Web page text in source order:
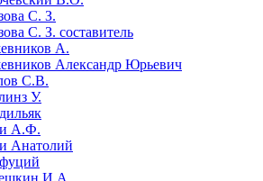
С. З.
С. З. составитель
А.
Александр Юрьевич
С.В.
У.
А.Ф.
Анатолий
И.А